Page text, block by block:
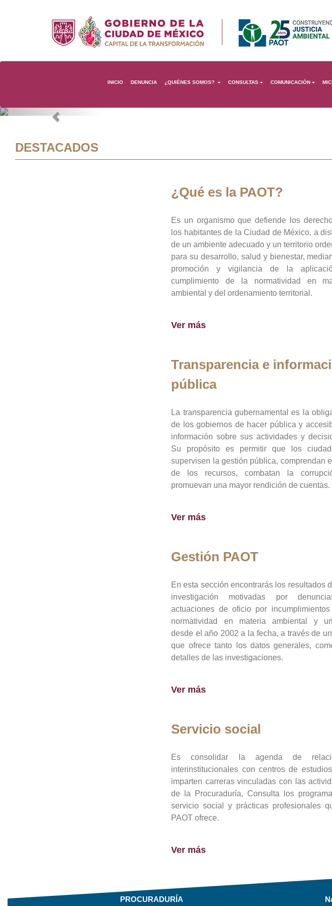
INICIO DENUNCIA ¿QUIÉNES SOMOS? CONSULTAS COMUNICACIÓN
Previous
DESTACADOS
¿Qué es la PAOT?
Es un organismo que defiende los
los habitantes de la Ciudad de México, a
de un ambiente adecuado y un territorio
para su desarrollo, salud y bienestar,
promoción y vigilancia de la
cumplimiento de la normatividad en
ambiental y del ordenamiento territorial.
Ver más
Transparencia e
pública
La transparencia gubernamental es la
de los gobiernos de hacer pública y
información sobre sus actividades y
Su propósito es permitir que los
supervisen la gestión pública, comprendan
de los recursos, combatan la
promuevan una mayor rendición de cuentas.
Ver más
Gestión PAOT
En esta sección encontrarás los resultados
investigación motivadas por
actuaciones de oficio por
normatividad en materia ambiental y
desde el año 2002 a la fecha, a través de
que ofrece tanto los datos generales,
detalles de las investigaciones.
Ver más
Servicio social
Es consolidar la agenda de
interinstitucionales con centros de
imparten carreras vinculadas con las
de la Procuraduría, Consulta los
servicio social y prácticas profesionales
PAOT ofrece.
Ver más
PROCURADURÍA